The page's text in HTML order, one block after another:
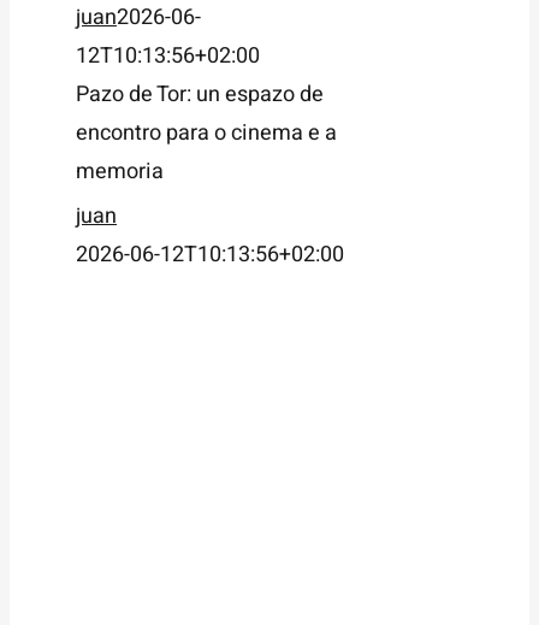
juan2026-06-
12T10:13:56+02:00
Pazo de Tor: un espazo de
encontro para o cinema e a
memoria
juan
2026-06-12T10:13:56+02:00